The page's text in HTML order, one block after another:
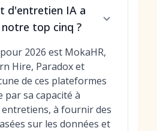
d'entretien IA a
top cinq ?
2026 est MokaHR,
Hire, Paradox et
de ces plateformes
sa capacité à
à fournir des
sur les données et